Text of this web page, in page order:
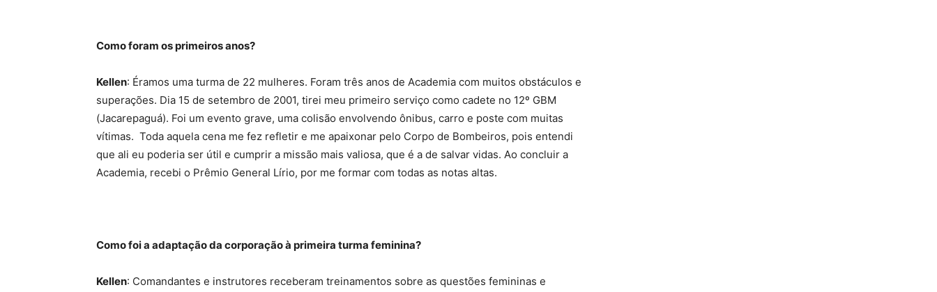
Como foram os primeiros anos?
Kellen: Éramos uma turma de 22 mulheres. Foram três anos de Academia com muitos obstáculos e
superações. Dia 15 de setembro de 2001, tirei meu primeiro serviço como cadete no 12º GBM
(Jacarepaguá). Foi um evento grave, uma colisão envolvendo ônibus, carro e poste com muitas
vítimas. Toda aquela cena me fez refletir e me apaixonar pelo Corpo de Bombeiros, pois entendi
que ali eu poderia ser útil e cumprir a missão mais valiosa, que é a de salvar vidas. Ao concluir a
Academia, recebi o Prêmio General Lírio, por me formar com todas as notas altas.
Como foi a adaptação da corporação à primeira turma feminina?
Kellen: Comandantes e instrutores receberam treinamentos sobre as questões femininas e